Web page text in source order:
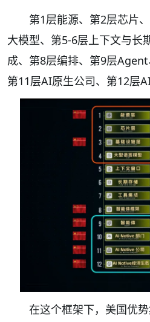
第1层能源、第2层芯片
大模型、第5-6层上下文与长
成、第8层编排、第9层Agent
第11层AI原生公司、第12层
在这个框架下，美国优